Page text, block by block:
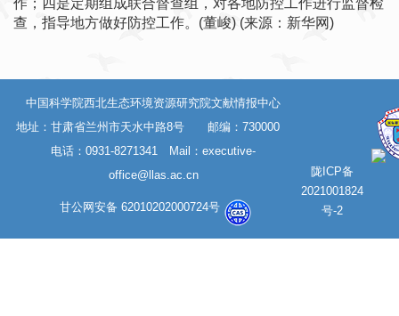
作；四是定期组成联合督查组，对各地防控工作进行监督检
查，指导地方做好防控工作。(董峻) (来源：新华网)
中国科学院西北生态环境资源研究院文献情报中心
地址：甘肃省兰州市天水中路8号 邮编：730000
电话：0931-8271341 Mail： executive-
office@llas.ac.cn
甘公网安备 62010202000724号
陇ICP备
2021001824
号-2